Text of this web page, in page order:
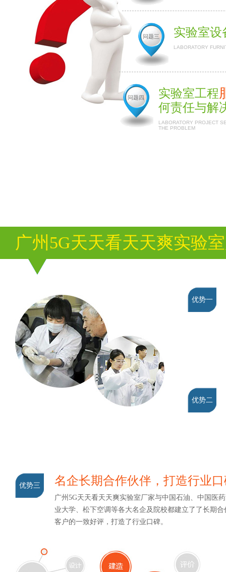
问题三 实验室设
LABORATORY
问题四 实验室工程
何责任与解
LABORATORY PROJECT
THE PROBLEM
广州5G天天看天天爽实验
优势一
优势二
优势三 名企长期合作伙伴，打造行业
广州5G天天看天天爽实验室厂家与中国石油、中国医药
业大学、松下空调等各大名企及院校都建立了了长期合
客户的一致好评，打造了行业口碑。